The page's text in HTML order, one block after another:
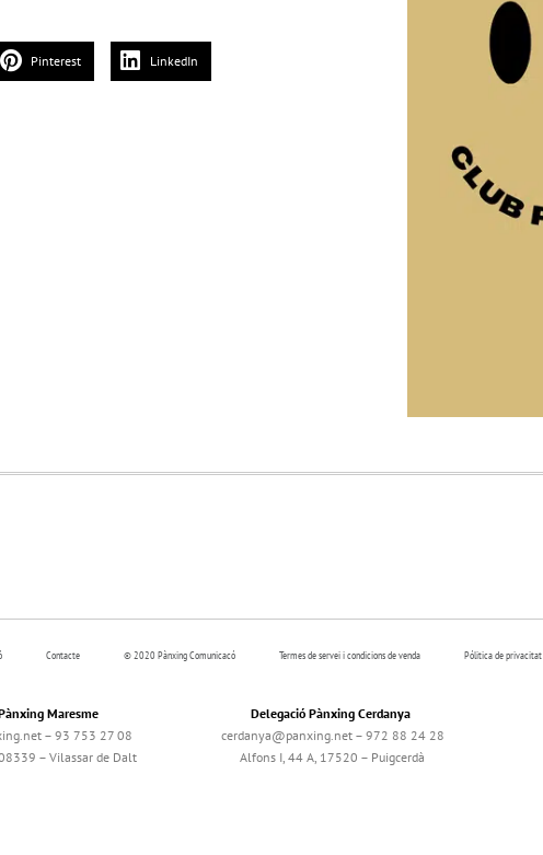
Pinterest LinkedIn
Contacte © 2020 Pànxing Comunicacó Termes de servei i condicions de venda Pólitica de privacitat
Maresme
– 93 753 27 08
– Vilassar de Dalt
Delegació Pànxing Cerdanya
cerdanya@panxing.net – 972 88 24 28
Alfons I, 44 A, 17520 – Puigcerdà